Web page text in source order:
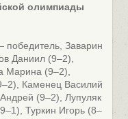
олимпиады
Заварин
Даниил (9–2),
Марина (9–2),
Каменец Василий
(9–2), Лупуляк
Туркин Игорь (8–